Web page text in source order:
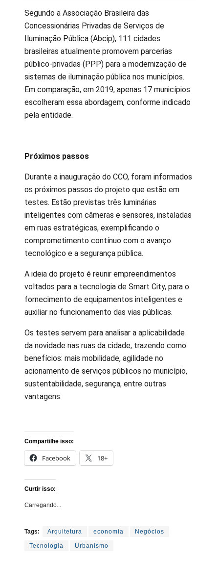
Segundo a Associação Brasileira das
Concessionárias Privadas de Serviços de
Iluminação Pública (Abcip), 111 cidades
brasileiras atualmente promovem parcerias
público-privadas (PPP) para a modernização de
sistemas de iluminação pública nos municípios.
Em comparação, em 2019, apenas 17 municípios
escolheram essa abordagem, conforme indicado
pela entidade.
Próximos passos
Durante a inauguração do CCO, foram informados
os próximos passos do projeto que estão em
testes. Estão previstas três luminárias
inteligentes com câmeras e sensores, instaladas
em ruas estratégicas, exemplificando o
comprometimento contínuo com o avanço
tecnológico e a segurança pública.
A ideia do projeto é reunir empreendimentos
voltados para a tecnologia de Smart City, para o
fornecimento de equipamentos inteligentes e
auxiliar no funcionamento das vias públicas.
Os testes servem para analisar a aplicabilidade
da novidade nas ruas da cidade, trazendo como
benefícios: mais mobilidade, agilidade no
acionamento de serviços públicos no município,
sustentabilidade, segurança, entre outras
vantagens.
Compartilhe isso:
Facebook 18+
Curtir isso:
Carregando...
Tags: Arquitetura economia Negócios
Tecnologia Urbanismo